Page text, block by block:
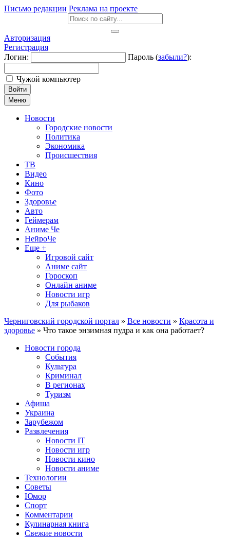
Письмо редакции Реклама на проекте
Авторизация
Регистрация
Логин:
Пароль (забыли?):
Чужой компьютер
Войти
Меню
Новости
Городские новости
Политика
Экономика
Происшествия
ТВ
Видео
Кино
Фото
Здоровье
Авто
Геймерам
Аниме Че
НейроЧе
Еще +
Игровой сайт
Аниме сайт
Гороскоп
Онлайн аниме
Новости игр
Для рыбаков
Черниговский городской портал » Все новости » Красота и
здоровье » Что такое энзимная пудра и как она работает?
Новости города
События
Культура
Криминал
В регионах
Туризм
Афиша
Украина
Зарубежом
Развлечения
Новости IT
Новости игр
Новости кино
Новости аниме
Технологии
Советы
Юмор
Спорт
Комментарии
Кулинарная книга
Свежие новости